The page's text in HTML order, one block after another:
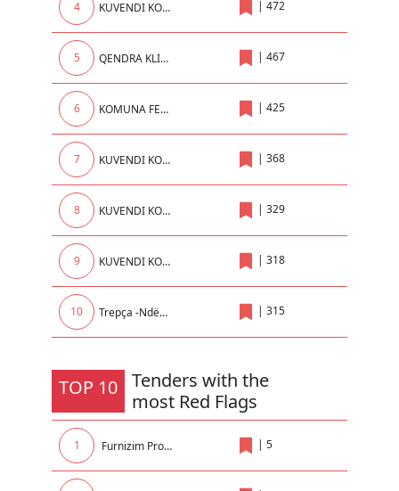
4 KUVENDI KOMUNAL I PRIZRENIT | 472
5 QENDRA KLINIKE UNIVERSITARE E KOSOVES | 467
6 KOMUNA FERIZAJ | 425
7 KUVENDI KOMUNAL I KLINËS | 368
8 KUVENDI KOMUNAL LIPIJAN | 329
9 KUVENDI KOMUNAL MALISHEVE | 318
10 Trepça -Ndërrmarrje në Administrim të AKP | 315
TOP 10 Tenders with the
most Red Flags
1 Furnizim Promovues për nevojat e Rektoratit | 5